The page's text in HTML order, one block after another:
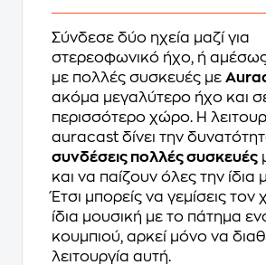
Σύνδεσε δύο ηχεία μαζί για
στερεοφωνικό ήχο, ή
με πολλές συσκευές με
ακόμα μεγαλύτερο ήχο και
περισσότερο χώρο. Η
auracast δίνει την
συνδέσεις πολλές συσκευές
και να παίζουν όλες την ίδια
Έτσι μπορείς να γεμίσεις
ίδια μουσική με το πάτημα
κουμπιού, αρκεί μόνο να
λειτουργία αυτή.